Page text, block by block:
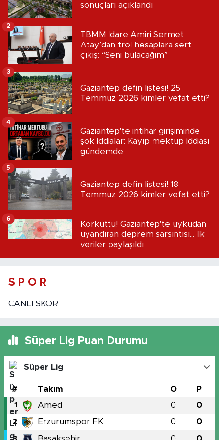
sonuçları açıklandı
TBMM İdare Amiri Sermet
Atay’dan trol hesaplara sert
çıkış: “Seni bulacağım”
2
Gaziantep defin listesi! 25
Temmuz 2026 kimler vefat etti?
3
Gaziantep'te intihar girişiminde
şok iddialar: Kayıp mektup iddiası
gündemde
4
Gaziantep defin listesi! 18
Temmuz 2026 kimler vefat etti?
5
Korkuttu! Gaziantep'te uykudan
uyandıran deprem sarsıntısı... İlk
veriler paylaşıldı
6
S P O R
CANLI SKOR
Süper Lig Puan Durumu
Süper Lig
# Takım O P
1 Amed 0 0
2 Erzurumspor FK 0 0
3